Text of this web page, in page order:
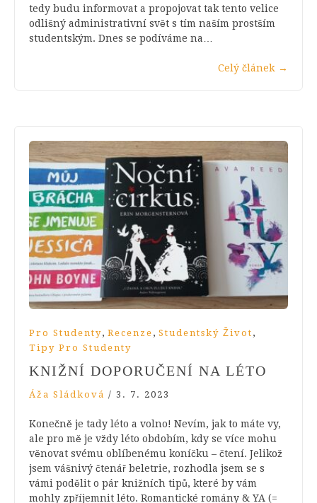
tedy budu informovat a propojovat tak tento velice
odlišný administrativní svět s tím naším prostším
studentským. Dnes se podíváme na…
Celý článek →
Pro Studenty, Recenze , Studentský Život ,
Tipy Pro Studenty
KNIŽNÍ DOPORUČENÍ NA LÉTO
Áža Sládková / 3. 7. 2023
Konečně je tady léto a volno! Nevím, jak to máte vy,
ale pro mě je vždy léto obdobím, kdy se více mohu
věnovat svému oblíbenému koníčku – čtení. Jelikož
jsem vášnivý čtenář beletrie, rozhodla jsem se s
vámi podělit o pár knižních tipů, které by vám
mohly zpříjemnit léto. Romantické romány & YA (=